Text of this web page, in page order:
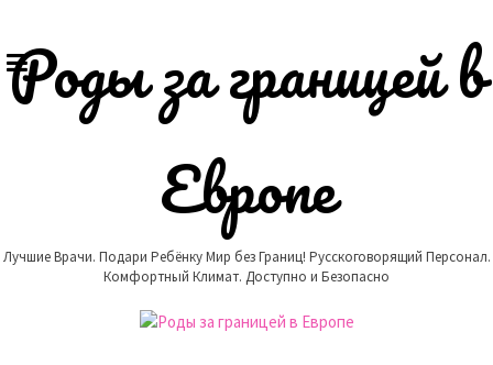
content
Роды за границей в
Европе
Лучшие Врачи. Подари Ребёнку Мир без Границ! Русскоговорящий Персонал.
Комфортный Климат. Доступно и Безопасно